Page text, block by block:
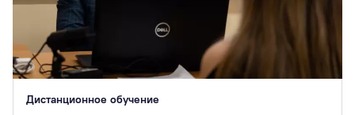
Дистанционное обучение